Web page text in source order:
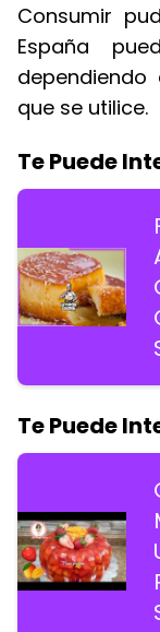
Consumir
España
que se utilice.
Te Puede
Te Puede